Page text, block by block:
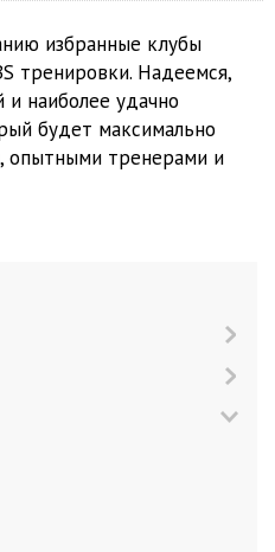
избранные клубы
тренировки. Надеемся,
наиболее удачно
будет максимально
опытными тренерами и